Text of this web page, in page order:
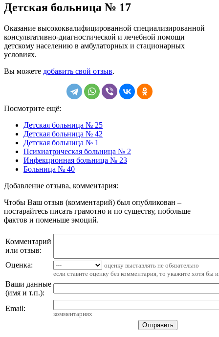
Детская больница № 17
Оказание высококвалифицированной специализированной
консультативно-диагностической и лечебной помощи
детскому населению в амбулаторных и стационарных
условиях.
Вы можете добавить свой отзыв.
Посмотрите ещё:
Детская больница № 25
Детская больница № 42
Детская больница № 1
Психиатрическая больница № 2
Инфекционная больница № 23
Больница № 40
Добавление отзыва, комментария:
Чтобы Ваш отзыв (комментарий) был опубликован –
постарайтесь писать грамотно и по существу, побольше
фактов и поменьше эмоций.
Комментарий
или отзыв:
Оценка:
оценку выставлять не обязательно
если ставите оценку без комментария, то укажите хотя бы
Ваши данные
(имя и т.п.):
Email:
комментариях